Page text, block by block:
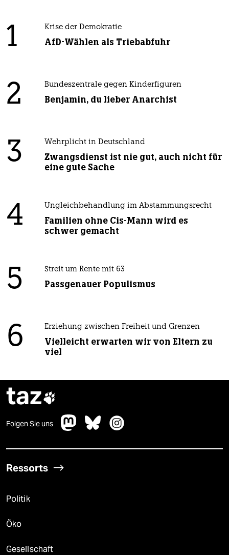
1 Krise der Demokratie
AfD-Wählen als Triebabfuhr
2 Bundeszentrale gegen Kinderfiguren
Benjamin, du lieber Anarchist
3 Wehrplicht in Deutschland
Zwangsdienst ist nie gut, auch nicht für
eine gute Sache
4 Ungleichbehandlung im Abstammungsrecht
Familien ohne Cis-Mann wird es
schwer gemacht
5 Streit um Rente mit 63
Passgenauer Populismus
6 Erziehung zwischen Freiheit und Grenzen
Vielleicht erwarten wir von Eltern zu
viel
taz
Folgen Sie uns
Ressorts
Politik
Öko
Gesellschaft